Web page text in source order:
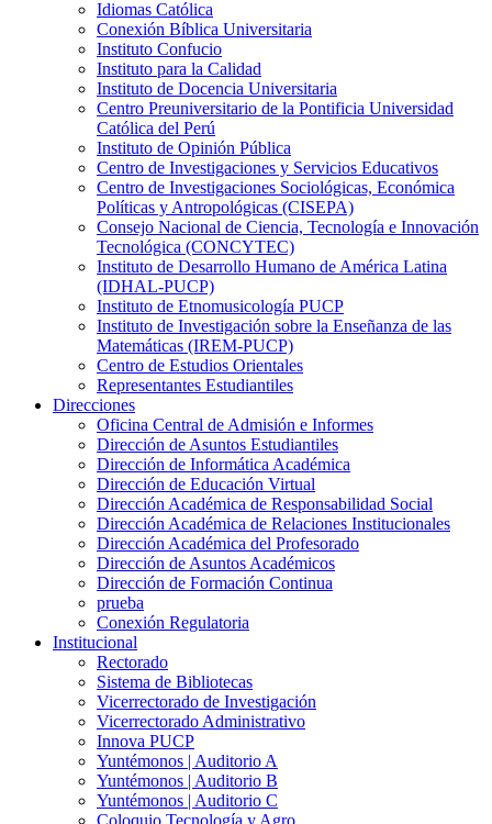
Idiomas Católica
Conexión Bíblica Universitaria
Instituto Confucio
Instituto para la Calidad
Instituto de Docencia Universitaria
Centro Preuniversitario de la Pontificia Universidad
Católica del Perú
Instituto de Opinión Pública
Centro de Investigaciones y Servicios Educativos
Centro de Investigaciones Sociológicas, Económica
Políticas y Antropológicas (CISEPA)
Consejo Nacional de Ciencia, Tecnología e Innovación
Tecnológica (CONCYTEC)
Instituto de Desarrollo Humano de América Latina
(IDHAL-PUCP)
Instituto de Etnomusicología PUCP
Instituto de Investigación sobre la Enseñanza de las
Matemáticas (IREM-PUCP)
Centro de Estudios Orientales
Representantes Estudiantiles
Direcciones
Oficina Central de Admisión e Informes
Dirección de Asuntos Estudiantiles
Dirección de Informática Académica
Dirección de Educación Virtual
Dirección Académica de Responsabilidad Social
Dirección Académica de Relaciones Institucionales
Dirección Académica del Profesorado
Dirección de Asuntos Académicos
Dirección de Formación Continua
prueba
Conexión Regulatoria
Institucional
Rectorado
Sistema de Bibliotecas
Vicerrectorado de Investigación
Vicerrectorado Administrativo
Innova PUCP
Yuntémonos | Auditorio A
Yuntémonos | Auditorio B
Yuntémonos | Auditorio C
Coloquio Tecnología y Agro